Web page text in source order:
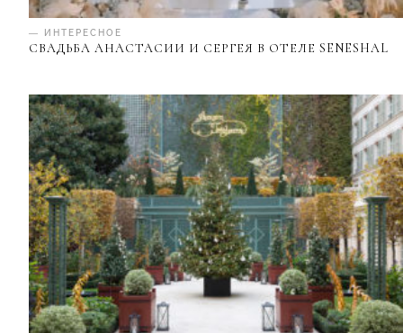
— ИНТЕРЕСНОЕ
СВАДЬБА АНАСТАСИИ И СЕРГЕЯ В ОТЕЛЕ SENESHAL